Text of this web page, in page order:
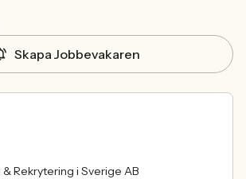
Skapa Jobbevakaren
Rekrytering i Sverige AB